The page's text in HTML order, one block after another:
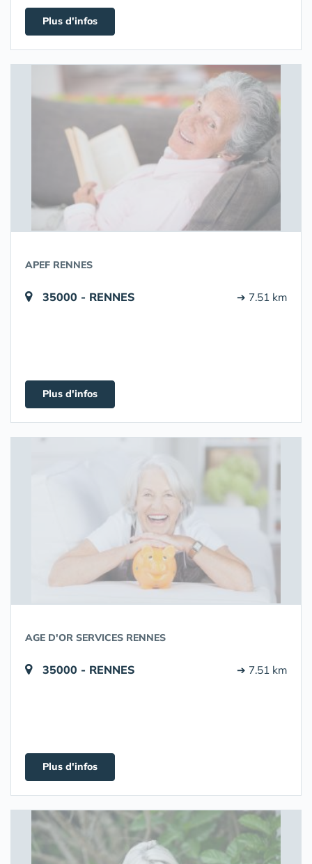
Plus d'infos
APEF RENNES
35000 - RENNES ➔ 7.51 km
Plus d'infos
AGE D'OR SERVICES RENNES
35000 - RENNES ➔ 7.51 km
Plus d'infos